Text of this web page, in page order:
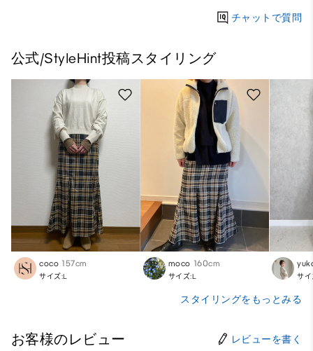
チャットで質問
公式/StyleHint投稿スタイリング
coco 157cm
サイズ:L
moco 160cm
サイズ:L サイ
スタイリングをもっとみる
お客様のレビュー レビューを書く